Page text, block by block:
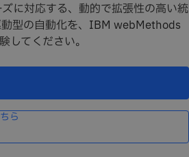
に対応する、動的で拡張性の高い統
型の自動化を、IBM webMethods
てください。
ら